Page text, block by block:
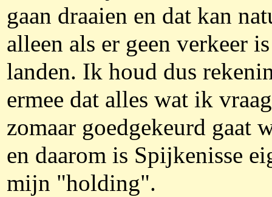
gaan draaien en dat kan
alleen als er geen verkeer
landen. Ik houd dus
ermee dat alles wat ik
zomaar goedgekeurd gaat
en daarom is Spijkenisse
mijn "holding".